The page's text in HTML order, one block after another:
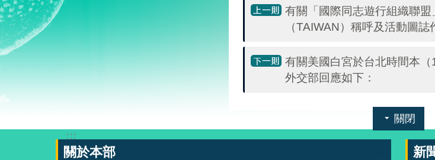
有關「國際同志遊行組織聯盟
（TAIWAN）稱呼及活動圖
有關美國白宮於台北時間本
外交部回應如下：
關閉
:::
關於本部 新